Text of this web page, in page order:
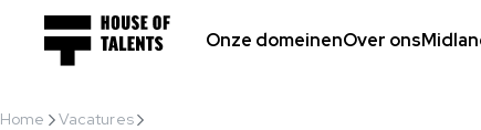
Onze domeinenOver ons
Home Vacatures